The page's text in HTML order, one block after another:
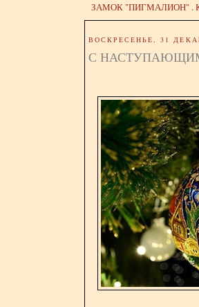
ЗАМОК "ПИГМАЛИОН" .
ВОСКРЕСЕНЬЕ, 31
С